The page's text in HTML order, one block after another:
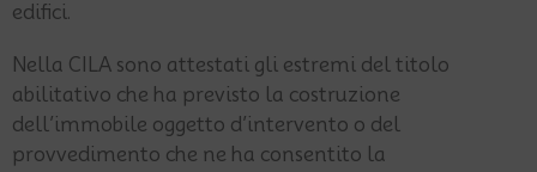
edifici.
Nella CILA sono attestati gli estremi del titolo
abilitativo che ha previsto la costruzione
dell’immobile oggetto d’intervento o del
provvedimento che ne ha consentito la